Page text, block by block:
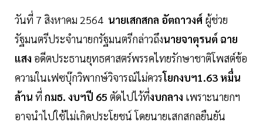
วันที่ 7 สิงหาคม 2564 นายเสกสกล อัตถาวงศ์ ผู้ช่วย
รัฐมนตรีประจำนายกรัฐมนตรีกล่าวถึงนายจาตุรนต์ ฉาย
แสง อดีตประธานยุทธศาสตร์พรรคไทยรักษาชาติโพสต์ข้อ
ความในเฟซบุ๊กวิพากษ์วิจารณ์ไม่ควรโยกงบฯ1.63 หมื่น
ล้าน ที่ กมธ. งบฯปี 65 ตัดไปไว้ที่งบกลาง เพราะนายกฯ
อาจนำไปใช้ไม่เกิดประโยชน์ โดยนายเสกสกลยืนยัน